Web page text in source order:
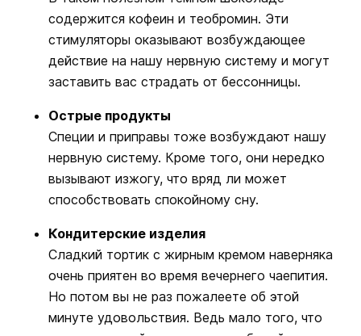
содержится кофеин и теобромин. Эти
стимуляторы оказывают возбуждающее
действие на нашу нервную систему и могут
заставить вас страдать от бессонницы.
Острые продукты
Специи и приправы тоже возбуждают нашу
нервную систему. Кроме того, они нередко
вызывают изжогу, что вряд ли может
способствовать спокойному сну.
Кондитерские изделия
Сладкий тортик с жирным кремом наверняка
очень приятен во время вечернего чаепития.
Но потом вы не раз пожалеете об этой
минуте удовольствия. Ведь мало того, что